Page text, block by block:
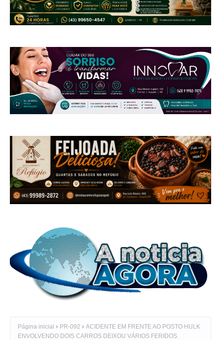
Página inicial PR-092
ACIDENTE EM FRENTE AO POSTO HULK
ENVOLVENDO DOIS CARROS DEIXOU VÁRIOS FERIDOS.